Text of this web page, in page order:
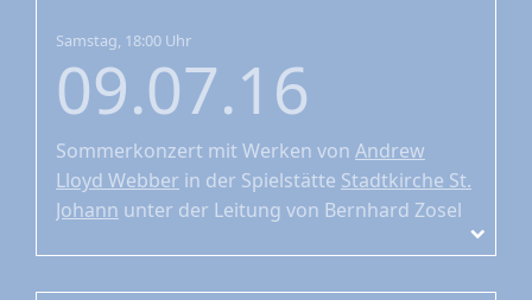
Samstag, 18:00 Uhr
09.07.16
Sommerkonzert mit Werken von Andrew
Lloyd Webber in der Spielstätte Stadtkirche St.
Johann unter der Leitung von Bernhard Zosel